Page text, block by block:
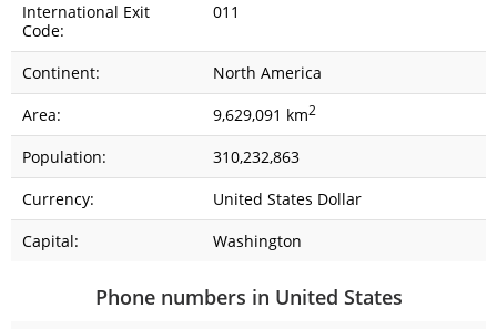
International Exit
Code:
011
Continent:
North America
Area:
9,629,091 km2
Population:
310,232,863
Currency:
United States Dollar
Capital:
Washington
Phone numbers in United States